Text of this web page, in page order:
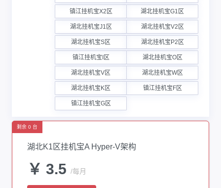
镇江挂机宝X2区 湖北挂机宝G1区
湖北挂机宝J1区 湖北挂机宝V2区
湖北挂机宝S区 湖北挂机宝P2区
镇江挂机宝I区 湖北挂机宝O区
湖北挂机宝V区 湖北挂机宝W区
湖北挂机宝K区 镇江挂机宝F区
镇江挂机宝G区
剩余 0 台
湖北K1区挂机宝A Hyper-V架构
￥ 3.5 /每月